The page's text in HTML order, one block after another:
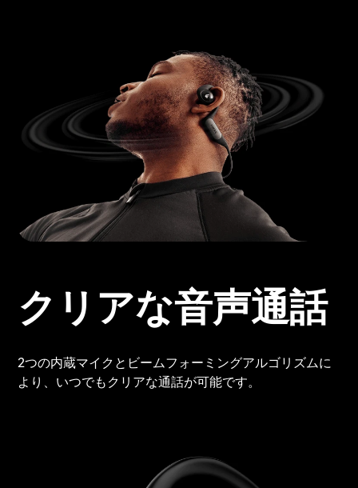
クリアな音声通話
2つの内蔵マイクとビームフォーミングアルゴリズムに
より、いつでもクリアな通話が可能です。